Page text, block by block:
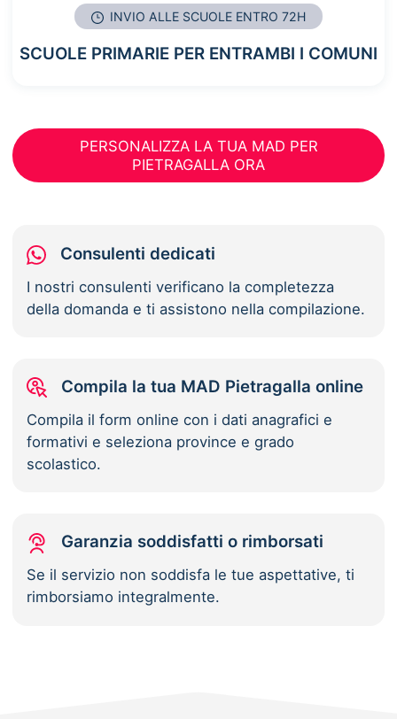
INVIO ALLE SCUOLE ENTRO 72H
SCUOLE PRIMARIE PER ENTRAMBI I COMUNI
PERSONALIZZA LA TUA MAD PER
PIETRAGALLA ORA
Consulenti dedicati
I nostri consulenti verificano la completezza
della domanda e ti assistono nella compilazione.
Compila la tua MAD Pietragalla online
Compila il form online con i dati anagrafici e
formativi e seleziona province e grado
scolastico.
Garanzia soddisfatti o rimborsati
Se il servizio non soddisfa le tue aspettative, ti
rimborsiamo integralmente.